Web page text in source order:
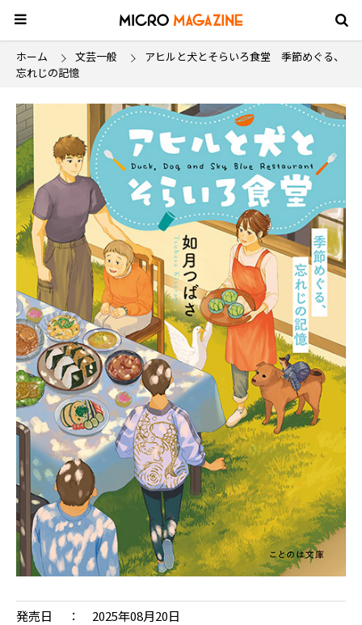
ホーム 文芸一般
アヒルと犬とそらいろ食堂 季節めぐる、
忘れじの記憶
発売日
2025年08月20日